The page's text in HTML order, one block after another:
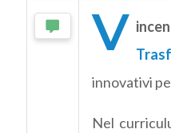
V
innovativi
Nel